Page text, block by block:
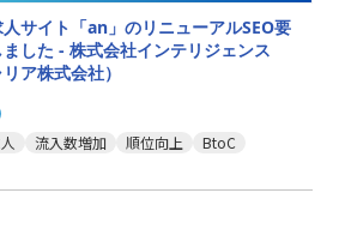
サイト「an」のリニューアルSEO要
した - 株式会社インテリジェンス
ア株式会社）
流入数増加 順位向上 BtoC